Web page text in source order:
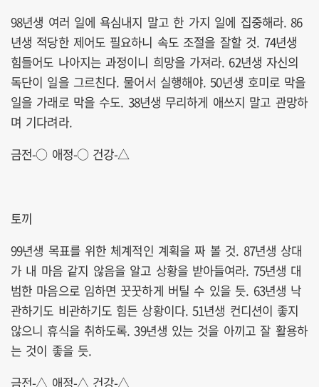
98년생 여러 일에 욕심내지 말고 한 가지 일에 집중해라. 86
년생 적당한 제어도 필요하니 속도 조절을 잘할 것. 74년생
힘들어도 나아지는 과정이니 희망을 가져라. 62년생 자신의
독단이 일을 그르친다. 물어서 실행해야. 50년생 호미로 막을
일을 가래로 막을 수도. 38년생 무리하게 애쓰지 말고 관망하
며 기다려라.
금전-○ 애정-○ 건강-△
토끼
99년생 목표를 위한 체계적인 계획을 짜 볼 것. 87년생 상대
가 내 마음 같지 않음을 알고 상황을 받아들여라. 75년생 대
범한 마음으로 임하면 꿋꿋하게 버틸 수 있을 듯. 63년생 낙
관하기도 비관하기도 힘든 상황이다. 51년생 컨디션이 좋지
않으니 휴식을 취하도록. 39년생 있는 것을 아끼고 잘 활용하
는 것이 좋을 듯.
금전-△ 애정-△ 건강-△